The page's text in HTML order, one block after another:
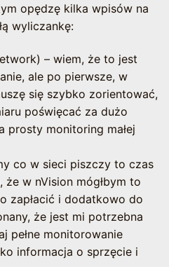
opędzę kilka wpisów na
wyliczankę:
– wiem, że to jest
ale po pierwsze, w
się szybko zorientować,
poświęcać za dużo
prosty monitoring małej
co w sieci piszczy to czas
że w nVision mógłbym to
zapłacić i dodatkowo do
że jest mi potrzebna
pełne monitorowanie
informacja o sprzęcie i